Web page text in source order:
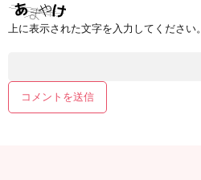
上に表示された文字を入力してください。